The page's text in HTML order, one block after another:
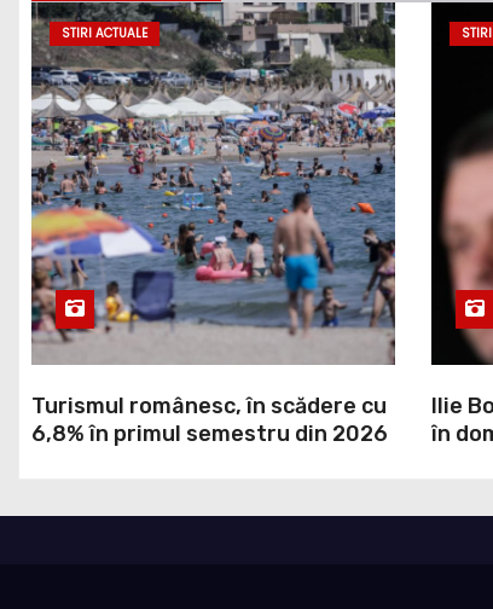
STIRI ACTUALE
Turismul românesc, în scădere cu
6,8% în primul semestru din 2026
Ilie
în